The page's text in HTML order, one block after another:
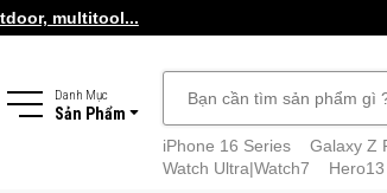
multitool...
Danh Mục
Sản Phẩm
iPhone 16 Series
Galaxy Z
Watch Ultra|Watch7
Hero13